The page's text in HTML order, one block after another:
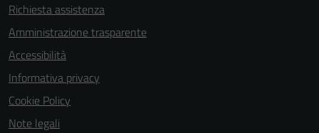
Richiesta assistenza
Amministrazione trasparente
Accessibilità
Informativa privacy
Cookie Policy
Note legali